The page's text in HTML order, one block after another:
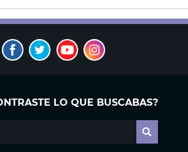
LO QUE BUSCABAS?